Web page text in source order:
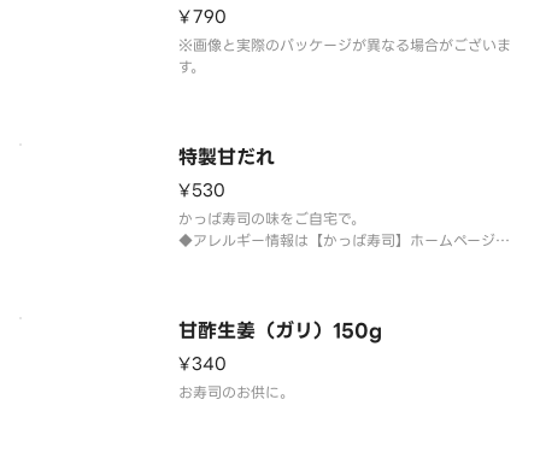
¥790
※画像と実際のパッケージが異なる場合がございま
す。
特製甘だれ
¥530
かっぱ寿司の味をご自宅で。
◆アレルギー情報は【かっぱ寿司】ホームページを
甘酢生姜（ガリ）150g
¥340
お寿司のお供に。